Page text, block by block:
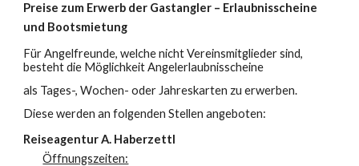
Preise zum Erwerb der Gastangler – Erlaubnisscheine
und Bootsmietung
Für Angelfreunde, welche nicht Vereinsmitglieder sind,
besteht die Möglichkeit Angelerlaubnisscheine
als Tages-, Wochen- oder Jahreskarten zu erwerben.
Diese werden an folgenden Stellen angeboten:
Reiseagentur A. Haberzettl
Öffnungszeiten: